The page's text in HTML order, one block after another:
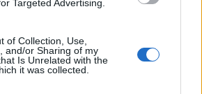
Targeted Advertising.
of Collection, Use,
and/or Sharing of my
Is Unrelated with the
it was collected.
delle aziende dello stesso settore
depositati (Registro Imprese). Mediana per
nazionale.